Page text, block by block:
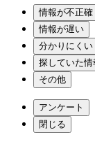
情報が不正確
情報が遅い
分かりにくい
探していた
その他
アンケート
閉じる